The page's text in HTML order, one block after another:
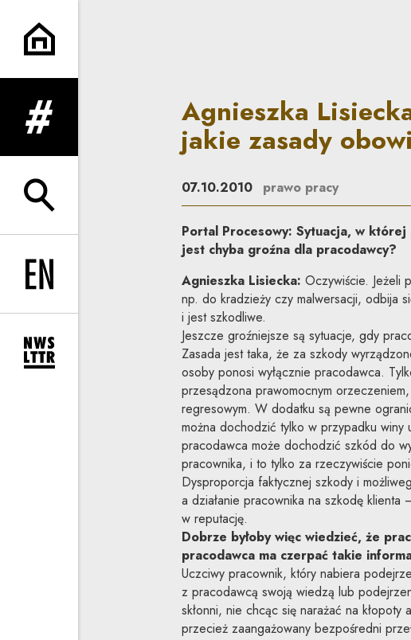
Agnieszka Lisiecka: Pracownik
rozwiń menu
rozwiń wyszukiwarkę
Change language to EN
rozwiń formularz zapisu na newsletter
Agnieszka
jakie zasady
07.10.2010 prawo pracy
Portal Procesowy: Sytuacja, w
jest chyba groźna dla pracodawcy?
Agnieszka Lisiecka: Oczywiście. Jeżeli
np. do kradzieży czy malwersacji, odbija
i jest szkodliwe.
Jeszcze groźniejsze są sytuacje, gdy
Zasada jest taka, że za szkody
osoby ponosi wyłącznie pracodawca.
przesądzona prawomocnym
regresowym. W dodatku są pewne
można dochodzić tylko w przypadku winy
pracodawca może dochodzić szkód do
pracownika, i to tylko za rzeczywiście
Dysproporcja faktycznej szkody i
a działanie pracownika na szkodę
w reputację.
Dobrze byłoby więc wiedzieć, że
pracodawca ma czerpać takie
Uczciwy pracownik, który nabiera
z pracodawcą swoją wiedzą lub
skłonni, nie chcąc się narażać na
przecież zaangażowany bezpośredni